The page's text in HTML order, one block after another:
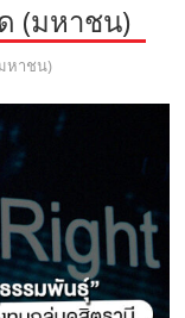
(มหาชน)
หาชน)